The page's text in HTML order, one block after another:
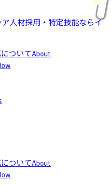
ついてAbout
ついてAbout